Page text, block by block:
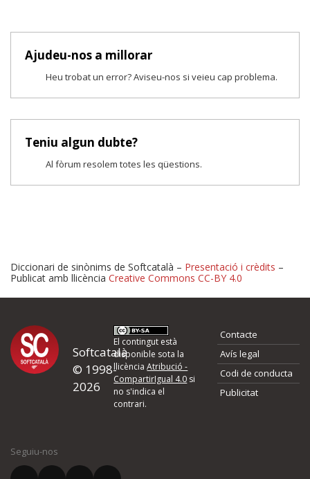
Ajudeu-nos a millorar
Heu trobat un error? Aviseu-nos si veieu cap problema.
Teniu algun dubte?
Al fòrum resolem totes les qüestions.
Proposeu-nos millores o
d'errors
Si heu trobat un error o voleu proposar alguna millora, ompliu els
quina és la millora que proposeu o l'error del qual voleu informar-
Diccionari de sinònims de Softcatalà – Presentació i crèdits –
Publicat amb llicència Creative Commons CC-BY 4.0
Softcatalà
© 1998-
2026
El contingut està
disponible sota la
llicènciaAtribució -
CompartirIgual 4.0 si
no s'indica el
contrari.
Contacte
Avís legal
Codi de conducta
Publicitat
Seguiu-nos